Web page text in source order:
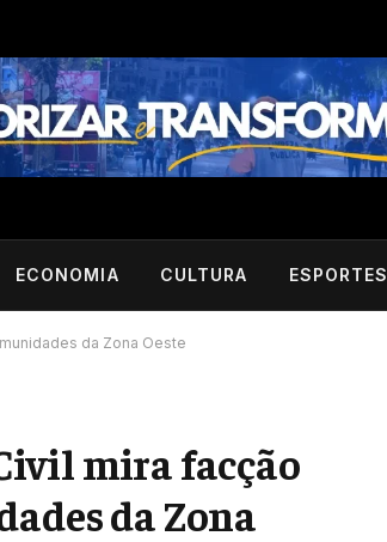
ECONOMIA CULTURA ESPORTES
da Zona Oeste
mira facção
da Zona